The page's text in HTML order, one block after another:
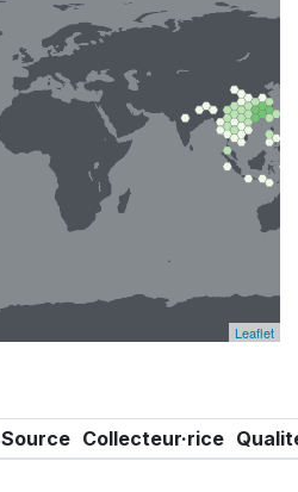
Leaflet
Source Collecteur·rice